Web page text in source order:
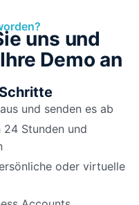
uns und
Demo an
und senden es ab
Stunden und
oder virtuelle